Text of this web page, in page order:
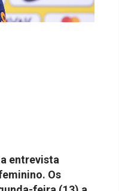
entrevista
Os